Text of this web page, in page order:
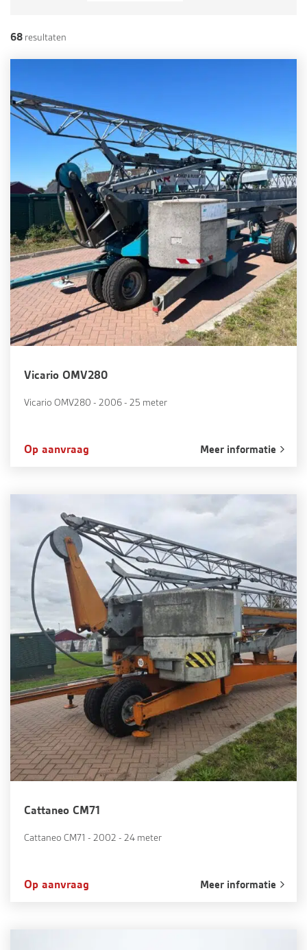
68 resultaten
Vicario OMV280
Vicario OMV280 - 2006 - 25 meter
Op aanvraag Meer informatie
Cattaneo CM71
Cattaneo CM71 - 2002 - 24 meter
Op aanvraag Meer informatie